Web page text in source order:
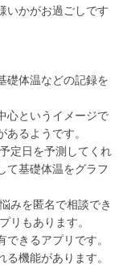
いかがお過ごしです
礎体温などの記録を
心というイメージで
るようです。
定日を予測してくれ
て基礎体温をグラフ
みを匿名で相談でき
リもあります。
きるアプリです。
機能があります。